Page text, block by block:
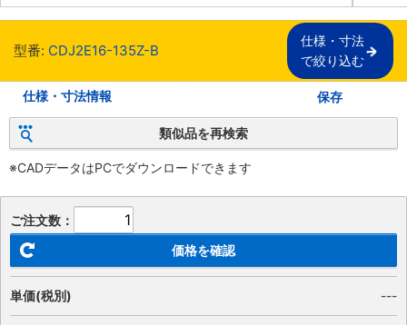
型番: CDJ2E16-135Z-B
仕様・寸法
で絞り込む
仕様・寸法情報 保存
類似品を再検索
※CADデータはPCでダウンロードできます
ご注文数：
価格を確認
単価(税別) ---